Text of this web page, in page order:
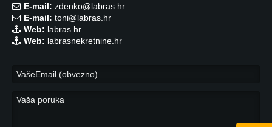
E-mail: zdenko@labras.hr
E-mail: toni@labras.hr
Web: labras.hr
Web: labrasnekretnine.hr